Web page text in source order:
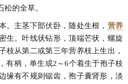
松的全草。
。主茎下部伏卧，随处生根， 营养
生。叶线状钻形，顶端芒状，螺旋
枝从第二或第三年营养枝上生出，
有柄，单生或2～6个着生于孢子枝
缘有不规则锯齿，孢子囊肾形，淡